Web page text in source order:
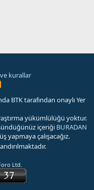
kurallar
BTK tarafından onaylı Yer
yükümlülüğü yoktur.
içeriği BURADAN
yapmaya çalışacağız.
Ltd.